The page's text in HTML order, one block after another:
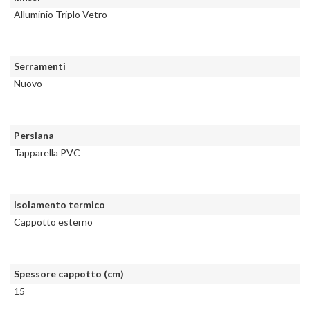
Alluminio Triplo Vetro
Serramenti
Nuovo
Persiana
Tapparella PVC
Isolamento termico
Cappotto esterno
Spessore cappotto (cm)
15